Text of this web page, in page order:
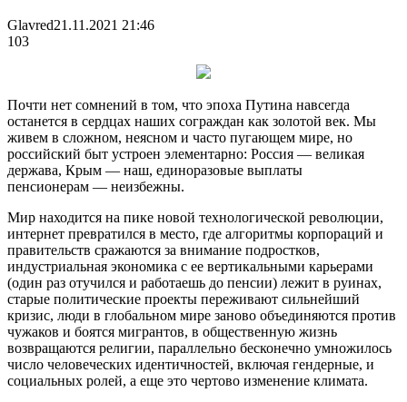
Glavred21.11.2021 21:46
103
Почти нет сомнений в том, что эпоха Путина навсегда
останется в сердцах наших сограждан как золотой век. Мы
живем в сложном, неясном и часто пугающем мире, но
российский быт устроен элементарно: Россия — великая
держава, Крым — наш, единоразовые выплаты
пенсионерам — неизбежны.
Мир находится на пике новой технологической революции,
интернет превратился в место, где алгоритмы корпораций и
правительств сражаются за внимание подростков,
индустриальная экономика с ее вертикальными карьерами
(один раз отучился и работаешь до пенсии) лежит в руинах,
старые политические проекты переживают сильнейший
кризис, люди в глобальном мире заново объединяются против
чужаков и боятся мигрантов, в общественную жизнь
возвращаются религии, параллельно бесконечно умножилось
число человеческих идентичностей, включая гендерные, и
социальных ролей, а еще это чертово изменение климата.